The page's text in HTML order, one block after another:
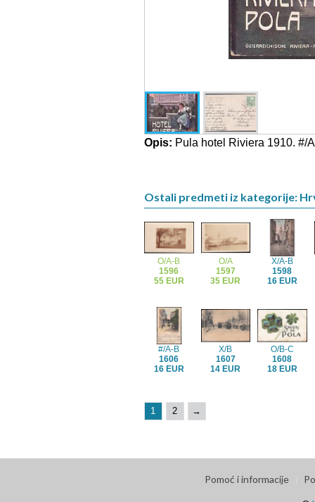
Opis: Pula hotel Riviera 1910. #/
Ostali predmeti iz kategorije:
O/A-B
1596
55 EUR
O/A
1597
35 EUR
X/A-B
1598
16 EUR
#/A-B
1606
16 EUR
X/B
1607
14 EUR
O/B-C
1608
18 EUR
1 2 →
Pomoć i informacije